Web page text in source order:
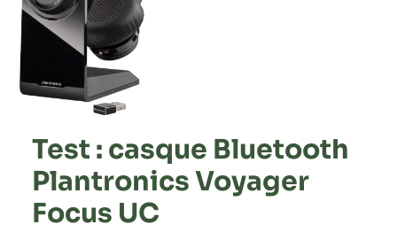
Test : casque Bluetooth
Plantronics Voyager
Focus UC